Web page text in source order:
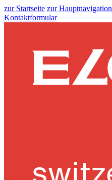
zur Startseite zur Hauptnavigation
Kontaktformular